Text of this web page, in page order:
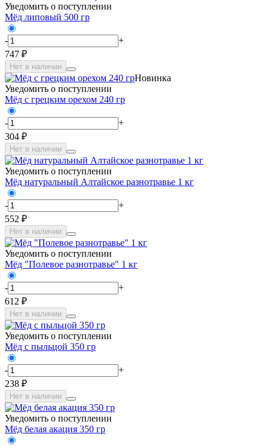
Уведомить о поступлении
Мёд липовый 500 гр
-
+
747 ₽
Нет в наличии
Новинка
Уведомить о поступлении
Мёд с грецким орехом 240 гр
-
+
304 ₽
Нет в наличии
Уведомить о поступлении
Мёд натуральный Алтайское разнотравье 1 кг
-
+
552 ₽
Нет в наличии
Уведомить о поступлении
Мёд "Полевое разнотравье" 1 кг
-
+
612 ₽
Нет в наличии
Уведомить о поступлении
Мёд с пыльцой 350 гр
-
+
238 ₽
Нет в наличии
Уведомить о поступлении
Мёд белая акация 350 гр